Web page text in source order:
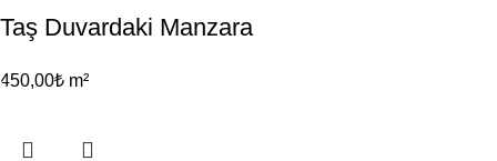
Taş Duvardaki Manzara
450,00₺ m²